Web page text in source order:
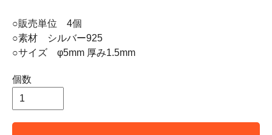
○販売単位 4個
○素材 シルバー925
○サイズ φ5mm 厚み1.5mm
個数